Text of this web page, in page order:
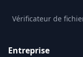
Vérificateur de
Entreprise